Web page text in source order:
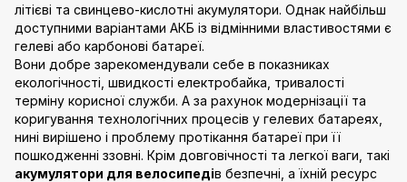
літієві та свинцево-кислотні акумулятори. Однак найбільш
доступними варіантами АКБ із відмінними властивостями є
гелеві або карбонові батареї.
Вони добре зарекомендували себе в показниках
екологічності, швидкості електробайка, тривалості
терміну корисної служби. А за рахунок модернізації та
коригування технологічних процесів у гелевих батареях,
нині вирішено і проблему протікання батареї при її
пошкодженні ззовні. Крім довговічності та легкої ваги, такі
акумулятори для велосипедів безпечні, а їхній ресурс